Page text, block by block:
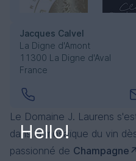
Jacques Calvel
La Digne d'Amont
11300 La Digne d'Aval
France
Le Domaine J. Laurens
dans la mosaïque du vin
passionné de Champagne
Hello!